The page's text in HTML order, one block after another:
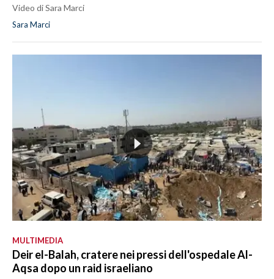
Video di Sara Marci
Sara Marci
MULTIMEDIA
Deir el-Balah, cratere nei pressi dell'ospedale Al-
Aqsa dopo un raid israeliano